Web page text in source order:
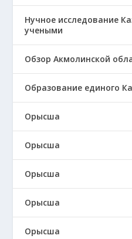
Нучное исследование
учеными
Обзор Акмолинской
Образование единого
Орысша
Орысша
Орысша
Орысша
Орысша